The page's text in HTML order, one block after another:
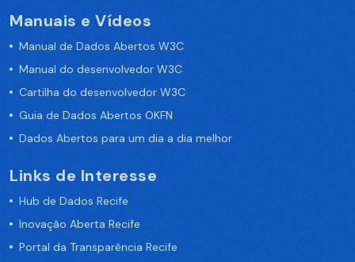
Manuais e Vídeos
Manual de Dados Abertos W3C
Manual do desenvolvedor W3C
Cartilha do desenvolvedor W3C
Guia de Dados Abertos OKFN
Dados Abertos para um dia a dia melhor
Links de Interesse
Hub de Dados Recife
Inovação Aberta Recife
Portal da Transparência Recife